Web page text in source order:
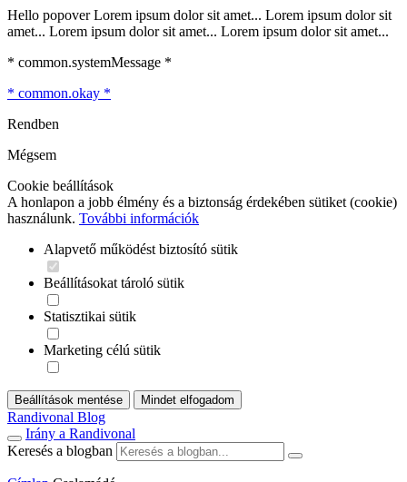
Hello popover Lorem ipsum dolor sit amet... Lorem ipsum dolor sit
amet... Lorem ipsum dolor sit amet... Lorem ipsum dolor sit amet...
* common.systemMessage *
* common.okay *
Rendben
Mégsem
Cookie beállítások
A honlapon a jobb élmény és a biztonság érdekében sütiket (cookie)
használunk. További információk
Alapvető működést biztosító sütik
Beállításokat tároló sütik
Statisztikai sütik
Marketing célú sütik
Beállítások mentése Mindet elfogadom
Randivonal Blog
Irány a Randivonal
Keresés a blogban